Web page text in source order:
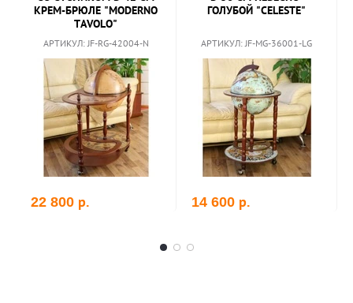
КРЕМ-БРЮЛЕ "MODERNO
TAVOLO"
АРТИКУЛ: JF-RG-42004-N
22 800 р.
ГОЛУБОЙ "CELESTE"
АРТИКУЛ: JF-MG-36001-LG
14 600 р.
корзину В корзину